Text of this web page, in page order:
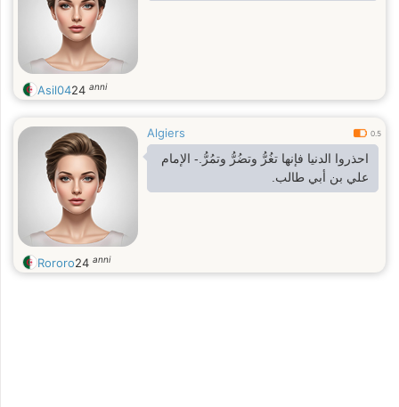
Asil0424 anni
Algiers 0.5
احذروا الدنيا فإنها تغُرُّ وتضُرُّ وتمُرُّ.- الإمام
علي بن أبي طالب.
Rororo24 anni